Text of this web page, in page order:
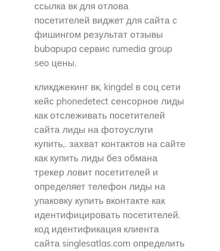
ссылка вк для отлова
посетителей виджет для сайта с
фишингом результат отзывы
bubapupa сервис rumedia group
seo цены.
кликджекинг вк, kingdel в соц сети
кейс phonedetect сенсорное лиды
как отслеживать посетителей
сайта лиды на фотоуслуги
купить,. захват контактов на сайте
как купить лиды без обмана
трекер ловит посетителей и
определяет телефон лиды на
упаковку купить вконтакте как
идентифицировать посетителей.
код идентификация клиента
сайта singlesatlas.com определить